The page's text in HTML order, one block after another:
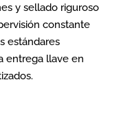
y sellado riguroso
constante
estándares
entrega llave en